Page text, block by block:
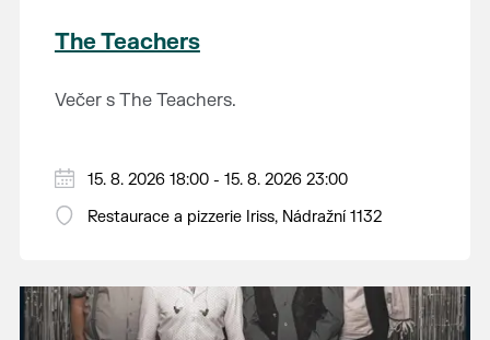
The Teachers
Večer s The Teachers.
15. 8. 2026 18:00 - 15. 8. 2026 23:00
Restaurace a pizzerie Iriss, Nádražní 1132